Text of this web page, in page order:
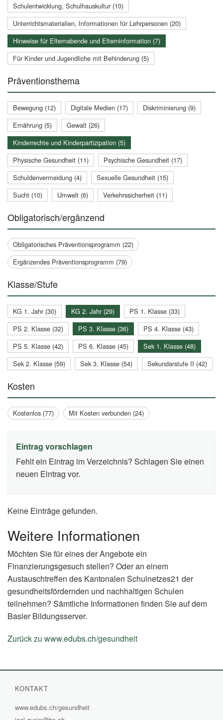
Keine Einträge gefunden.
Weitere Informationen
Möchten Sie für eines der Angebote ein
Finanzierungsgesuch stellen? Oder an einem
Austauschtreffen des Kantonalen Schulnetzes21 der
gesundheitsfördernden und nachhaltigen Schulen
teilnehmen? Sämtliche Informationen finden Sie auf dem
Basler Bildungsserver.
Zurück zu www.edubs.ch/gesundheit
Schulentwicklung, Schulhauskultur (10)
Unterrichtsmaterialien, Informationen für Lehrpersonen (20)
Hinweise für Elternabende und Elterninformation (7)
Für Kinder und Jugendliche mit Behinderung (5)
Präventionsthema
Bewegung (12) Digitale Medien (17)
Diskriminierung (9)
Ernährung (5)
Gewalt (26)
Kinderrechte und Kinderpartizipation (5)
Physische Gesundheit (11)
Psychische Gesundheit (17)
Schuldenvermeidung (4)
Sexuelle Gesundheit (15)
Sucht (10)
Umwelt (6) Verkehrssicherheit (11)
Obligatorisch/ergänzend
Obligatorisches Präventionsprogramm (22)
Ergänzendes Präventionsprogramm (79)
Klasse/Stufe
KG 1. Jahr (30) KG 2. Jahr (29)
PS 1. Klasse (33)
PS 2. Klasse (32)
PS 3. Klasse (36)
PS 4. Klasse (43)
PS 5. Klasse (42)
PS 6. Klasse (45)
Sek 1. Klasse (48)
Sek 2. Klasse (59)
Sek 3. Klasse (54) Sekundarstufe II (42)
Kosten
Kostenlos (77) Mit Kosten verbunden (24)
Eintrag vorschlagen
Fehlt ein Eintrag im Verzeichnis? Schlagen Sie einen
neuen Eintrag vor.
KONTAKT
www.edubs.ch/gesundheit